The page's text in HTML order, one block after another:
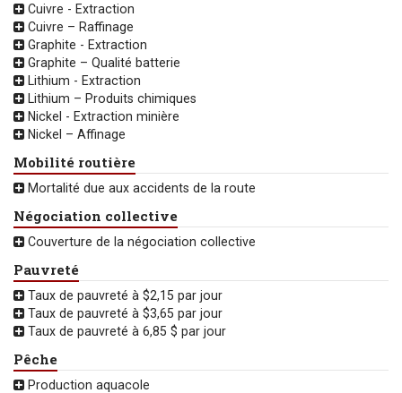
Cuivre - Extraction
Cuivre – Raffinage
Graphite - Extraction
Graphite – Qualité batterie
Lithium - Extraction
Lithium – Produits chimiques
Nickel - Extraction minière
Nickel – Affinage
Mobilité routière
Mortalité due aux accidents de la route
Négociation collective
Couverture de la négociation collective
Pauvreté
Taux de pauvreté à $2,15 par jour
Taux de pauvreté à $3,65 par jour
Taux de pauvreté à 6,85 $ par jour
Pêche
Production aquacole